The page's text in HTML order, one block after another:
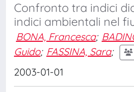
Confronto tra indici
indici ambientali nel
BONA, Francesca;
Guido; FASSINA, Sara;
2003-01-01